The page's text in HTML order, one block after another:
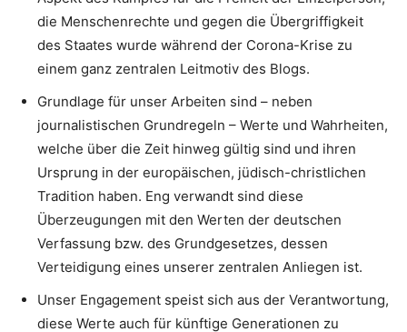
die Menschenrechte und gegen die Übergriffigkeit
des Staates wurde während der Corona-Krise zu
einem ganz zentralen Leitmotiv des Blogs.
Grundlage für unser Arbeiten sind – neben
journalistischen Grundregeln – Werte und Wahrheiten,
welche über die Zeit hinweg gültig sind und ihren
Ursprung in der europäischen, jüdisch-christlichen
Tradition haben. Eng verwandt sind diese
Überzeugungen mit den Werten der deutschen
Verfassung bzw. des Grundgesetzes, dessen
Verteidigung eines unserer zentralen Anliegen ist.
Unser Engagement speist sich aus der Verantwortung,
diese Werte auch für künftige Generationen zu